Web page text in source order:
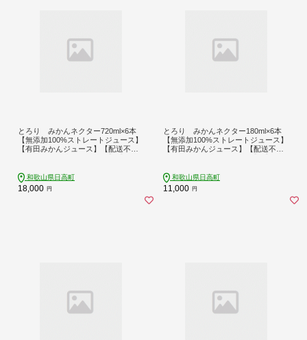
とろり みかんネクター720ml×6本
【無添加100%ストレートジュース】
【有田みかんジュース】【配送不可
和歌山県日高町
18,000 円
とろり みかんネクター180ml×6本
【無添加100%ストレートジュース】
【有田みかんジュース】【配送不可
和歌山県日高町
11,000 円